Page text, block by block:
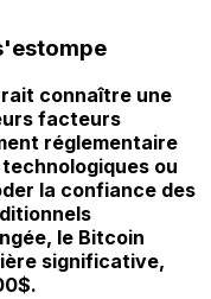
connaître une
facteurs
réglementaire
ou
la confiance des
le Bitcoin
significative,